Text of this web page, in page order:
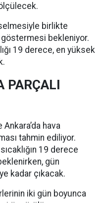
birlikte
bekleniyor.
19 derece, en yüksek
PARÇALI
hava
tahmin ediliyor.
19 derece
gün
kadar çıkacak.
iki gün boyunca